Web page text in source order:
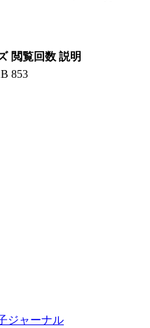
閲覧回数 説明
853
ジャーナル